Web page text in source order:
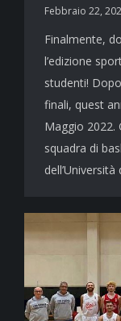
Febbraio 22,
Finalmente,
l’edizione
studenti!
finali, quest
Maggio 2022.
squadra di